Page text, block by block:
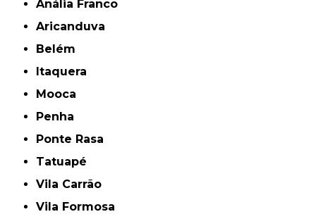
Anália Franco
Aricanduva
Belém
Itaquera
Mooca
Penha
Ponte Rasa
Tatuapé
Vila Carrão
Vila Formosa